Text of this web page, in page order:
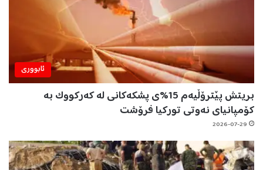
ئابووری
بریتش پێترۆڵیەم 15%ی پشکەکانی لە کەرکووک بە
کۆمپانیای نەوتی تورکیا فرۆشت
2026-07-29